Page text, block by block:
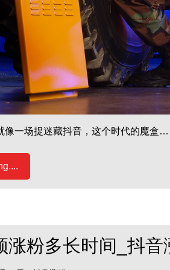
像一场捉迷藏抖音，这个时代的魔盒…
涨粉多长时间_抖音